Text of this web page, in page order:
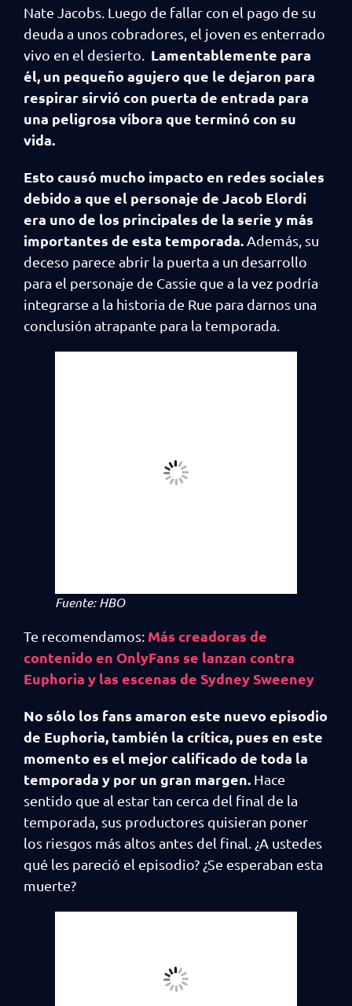
Nate Jacobs. Luego de fallar con el pago de su
deuda a unos cobradores, el joven es enterrado
vivo en el desierto. Lamentablemente para
él, un pequeño agujero que le dejaron para
respirar sirvió con puerta de entrada para
una peligrosa víbora que terminó con su
vida.
Esto causó mucho impacto en redes sociales
debido a que el personaje de Jacob Elordi
era uno de los principales de la serie y más
importantes de esta temporada. Además, su
deceso parece abrir la puerta a un desarrollo
para el personaje de Cassie que a la vez podría
integrarse a la historia de Rue para darnos una
conclusión atrapante para la temporada.
Fuente: HBO
Te recomendamos: Más creadoras de
contenido en OnlyFans se lanzan contra
Euphoria y las escenas de Sydney Sweeney
No sólo los fans amaron este nuevo episodio
de Euphoria, también la crítica, pues en este
momento es el mejor calificado de toda la
temporada y por un gran margen. Hace
sentido que al estar tan cerca del final de la
temporada, sus productores quisieran poner
los riesgos más altos antes del final. ¿A ustedes
qué les pareció el episodio? ¿Se esperaban esta
muerte?